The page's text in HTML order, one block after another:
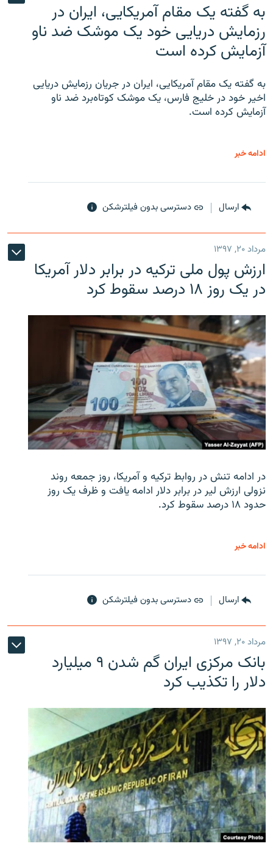
به گفته یک مقام آمریکایی، ایران در
رزمایش دریایی خود یک موشک ضد ناو
آزمایش کرده است
به گفته یک مقام آمریکایی، ایران در جریان رزمایش دریایی
اخیر خود در خلیج فارس، یک موشک کوتاه‌برد ضد ناو
آزمایش کرده است.
ادامه خبر
ارسال دسترسی بدون فیلترشکن
مرداد ۲۰, ۱۳۹۷
ارزش پول ملی ترکیه در برابر دلار آمریکا
در یک روز ۱۸ درصد سقوط کرد
در ادامه تنش در روابط ترکیه و آمریکا، روز جمعه روند
نزولی ارزش لیر در برابر دلار ادامه یافت و ظرف یک روز
حدود ۱۸ درصد سقوط کرد.
ادامه خبر
ارسال دسترسی بدون فیلترشکن
مرداد ۲۰, ۱۳۹۷
بانک مرکزی ایران گم شدن ۹ میلیارد
دلار را تکذیب کرد